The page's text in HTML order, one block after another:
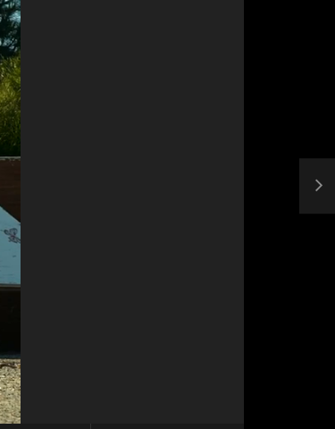
مصاحبه حسن یزدانی بعد از برنده شدن با تیلور